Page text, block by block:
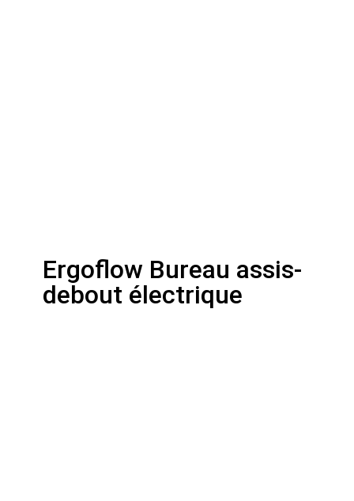
Ergoflow Bureau assis-
debout électrique